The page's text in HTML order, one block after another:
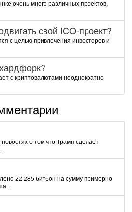
очень много различных проектов,
свой ICO-проект?
с целью привлечения инвесторов и
с криптовалютами неоднократно
о том что Трамп сделает
22 285 битбон на сумму примерно